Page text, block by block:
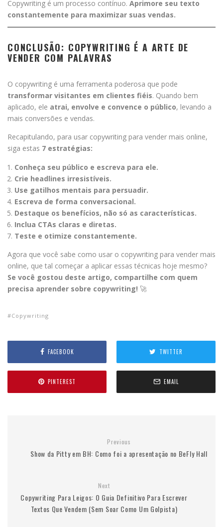
Copywriting é um processo contínuo. Aprimore seu texto
constantemente para maximizar suas vendas.
CONCLUSÃO: COPYWRITING É A ARTE DE
VENDER COM PALAVRAS
O copywriting é uma ferramenta poderosa que pode
transformar visitantes em clientes fiéis. Quando bem
aplicado, ele atrai, envolve e convence o público, levando a
mais conversões e vendas.
Recapitulando, para usar copywriting para vender mais online,
siga estas 7 estratégias:
Conheça seu público e escreva para ele.
Crie headlines irresistíveis.
Use gatilhos mentais para persuadir.
Escreva de forma conversacional.
Destaque os benefícios, não só as características.
Inclua CTAs claras e diretas.
Teste e otimize constantemente.
Agora que você sabe como usar o copywriting para vender mais
online, que tal começar a aplicar essas técnicas hoje mesmo?
Se você gostou deste artigo, compartilhe com quem
precisa aprender sobre copywriting! 🚀
Copywriting
FACEBOOK TWITTER
PINTEREST EMAIL
Previous
Show da Pitty em BH: Como foi a apresentação no BeFly Hall
Next
Copywriting Para Leigos: O Guia Definitivo Para Escrever
Textos Que Vendem (Sem Soar Como Um Golpista)